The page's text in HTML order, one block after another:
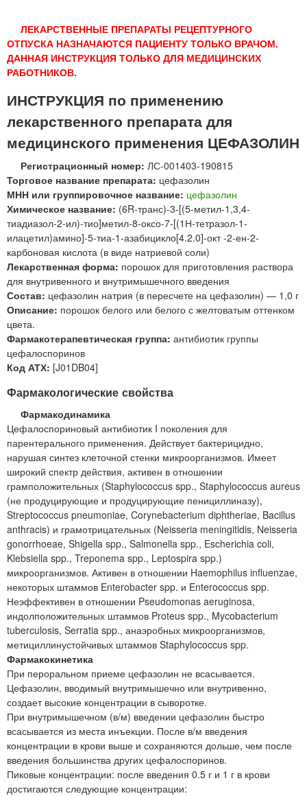
ЛЕКАРСТВЕННЫЕ ПРЕПАРАТЫ РЕЦЕПТУРНОГО
ОТПУСКА НАЗНАЧАЮТСЯ ПАЦИЕНТУ ТОЛЬКО ВРАЧОМ.
ДАННАЯ ИНСТРУКЦИЯ ТОЛЬКО ДЛЯ МЕДИЦИНСКИХ
РАБОТНИКОВ.
ИНСТРУКЦИЯ по применению
лекарственного препарата для
медицинского применения ЦЕФАЗОЛИН
Регистрационный номер: ЛС-001403-190815
Торговое название препарата: цефазолин
МНН или группировочное название: цефазолин
Химическое название: (6R-транс)-3-[(5-метил-1,3,4-
тиадиазол-2-ил)-тио]метил-8-оксо-7-[(1Н-тетразол-1-
илацетил)амино]-5-тиа-1-азабицикло[4.2.0]-окт -2-ен-2-
карбоновая кислота (в виде натриевой соли)
Лекарственная форма: порошок для приготовления раствора
для внутривенного и внутримышечного введения
Состав: цефазолин натрия (в пересчете на цефазолин) — 1,0 г
Описание: порошок белого или белого с желтоватым оттенком
цвета.
Фармакотерапевтическая группа: антибиотик группы
цефалоспоринов
Код АТХ: [J01DB04]
Фармакологические свойства
Фармакодинамика
Цефалоспориновый антибиотик I поколения для
парентерального применения. Действует бактерицидно,
нарушая синтез клеточной стенки микроорганизмов. Имеет
широкий спектр действия, активен в отношении
грамположительных (Staphylococcus spp., Staphylococcus aureus
(не продуцирующие и продуцирующие пенициллиназу),
Streptococcus pneumoniae, Corynebacterium diphtheriae, Bacillus
anthracis) и грамотрицательных (Neisseria meningitidis, Neisseria
gonorrhoeae, Shigella spp., Salmonella spp., Escherichia coli,
Klebsiella spp., Treponema spp., Leptospira spp.)
микроорганизмов. Активен в отношении Haemophilus influenzae,
некоторых штаммов Enterobacter spp. и Enterococcus spp.
Неэффективен в отношении Pseudomonas aeruginosa,
индолположительных штаммов Proteus spp., Mycobacterium
tuberculosis, Serratia spp., анаэробных микроорганизмов,
метициллинустойчивых штаммов Staphylococcus spp.
Фармакокинетика
При пероральном приеме цефазолин не всасывается.
Цефазолин, вводимый внутримышечно или внутривенно,
создает высокие концентрации в сыворотке.
При внутримышечном (в/м) введении цефазолин быстро
всасывается из места инъекции. После в/м введения
концентрации в крови выше и сохраняются дольше, чем после
введения большинства других цефалоспоринов.
Пиковые концентрации: после введения 0.5 г и 1 г в крови
достигаются следующие концентрации: